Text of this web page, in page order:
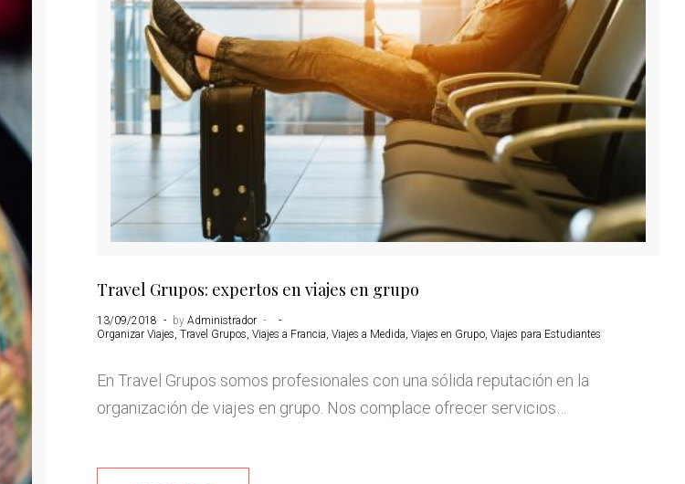
Travel Grupos: expertos en viajes en grupo
13/09/2018 by Administrador
Organizar Viajes, Travel Grupos, Viajes a Francia, Viajes a Medida, Viajes en Grupo, Viajes para Estudiantes
En Travel Grupos somos profesionales con una sólida reputación en la
organización de viajes en grupo. Nos complace ofrecer servicios…